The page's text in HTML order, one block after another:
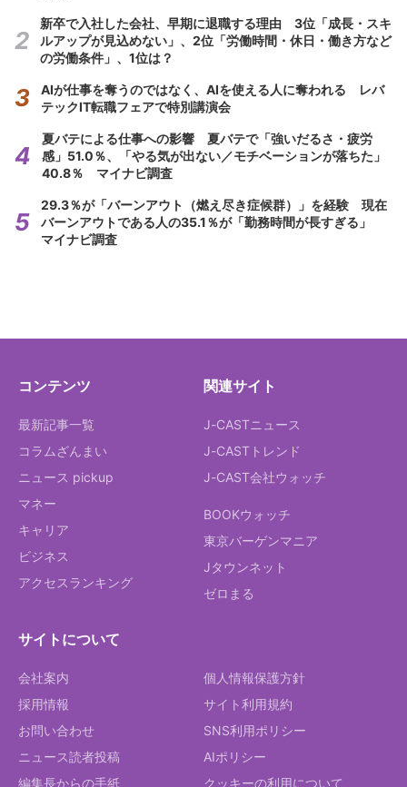
新卒で入社した会社、早期に退職する理由 3位「成長・スキ
ルアップが見込めない」、2位「労働時間・休日・働き方など
の労働条件」、1位は？
AIが仕事を奪うのではなく、AIを使える人に奪われる レバ
テックIT転職フェアで特別講演会
夏バテによる仕事への影響 夏バテで「強いだるさ・疲労
感」51.0％、「やる気が出ない／モチベーションが落ちた」
40.8％ マイナビ調査
29.3％が「バーンアウト（燃え尽き症候群）」を経験 現在
バーンアウトである人の35.1％が「勤務時間が長すぎる」
マイナビ調査
コンテンツ
最新記事一覧
コラムざんまい
ニュース pickup
マネー
キャリア
ビジネス
アクセスランキング
関連サイト
J-CASTニュース
J-CASTトレンド
J-CAST会社ウォッチ
BOOKウォッチ
東京バーゲンマニア
Jタウンネット
ゼロまる
サイトについて
会社案内
採用情報
お問い合わせ
ニュース読者投稿
編集長からの手紙
個人情報保護方針
サイト利用規約
SNS利用ポリシー
AIポリシー
クッキーの利用について